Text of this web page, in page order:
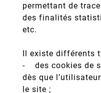
permettant de
des finalités
etc.
Il existe différents
- des cookies de
dès que
le site ;